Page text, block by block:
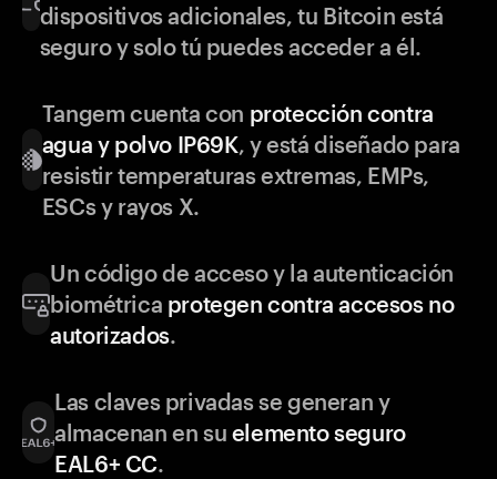
dispositivos adicionales, tu Bitcoin está
seguro y solo tú puedes acceder a él.
Tangem cuenta con protección contra
agua y polvo IP69K, y está diseñado para
resistir temperaturas extremas, EMPs,
ESCs y rayos X.
Un código de acceso y la autenticación
biométrica protegen contra accesos no
autorizados.
Las claves privadas se generan y
almacenan en su elemento seguro
EAL6+ CC.